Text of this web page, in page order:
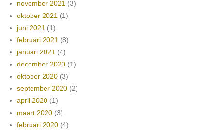
november 2021 (3)
oktober 2021 (1)
juni 2021 (1)
februari 2021 (8)
januari 2021 (4)
december 2020 (1)
oktober 2020 (3)
september 2020 (2)
april 2020 (1)
maart 2020 (3)
februari 2020 (4)